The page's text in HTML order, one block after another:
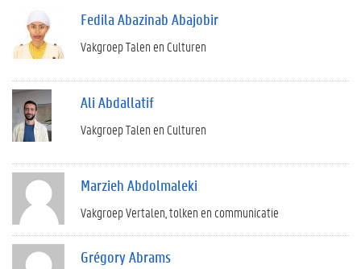
Fedila Abazinab Abajobir
Vakgroep Talen en Culturen
Ali Abdallatif
Vakgroep Talen en Culturen
Marzieh Abdolmaleki
Vakgroep Vertalen, tolken en communicatie
Grégory Abrams